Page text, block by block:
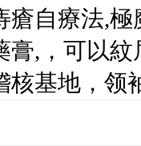
瘡自療法,
膏,，可以
基地，领